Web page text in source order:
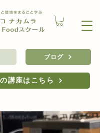
講座はこちら
ブログ